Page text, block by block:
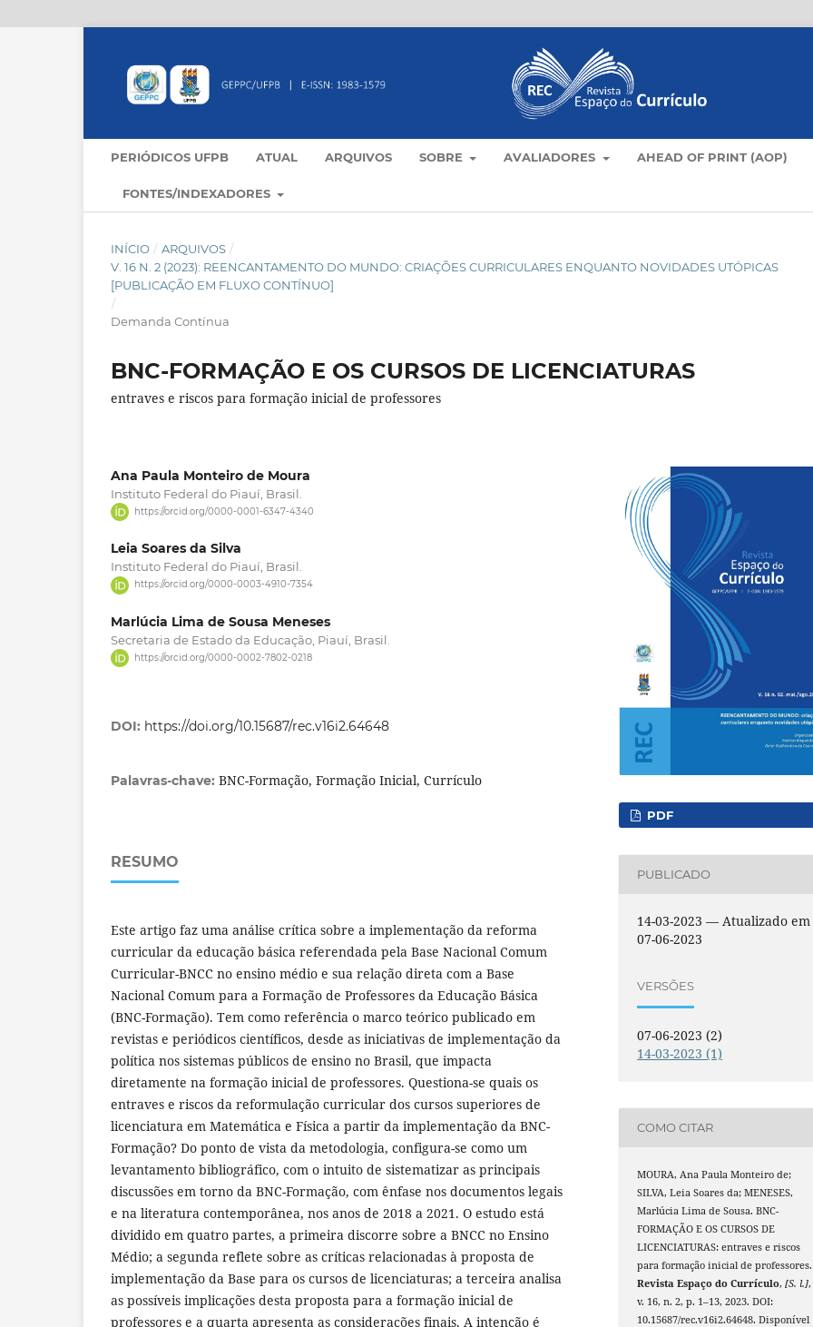
PERIÓDICOS UFPB ATUAL ARQUIVOS SOBRE AVALIADORES AHEAD OF PRINT (AOP)
FONTES/INDEXADORES
INÍCIO / ARQUIVOS /
V. 16 N. 2 (2023): REENCANTAMENTO DO MUNDO: CRIAÇÕES CURRICULARES ENQUANTO NOVIDADES UTÓPICAS
[PUBLICAÇÃO EM FLUXO CONTÍNUO]
/
Demanda Contínua
BNC-FORMAÇÃO E OS CURSOS DE LICENCIATURAS
entraves e riscos para formação inicial de professores
Ana Paula Monteiro de Moura
Instituto Federal do Piauí, Brasil.
https://orcid.org/0000-0001-6347-4340
Leia Soares da Silva
Instituto Federal do Piauí, Brasil.
https://orcid.org/0000-0003-4910-7354
Marlúcia Lima de Sousa Meneses
Secretaria de Estado da Educação, Piauí, Brasil.
https://orcid.org/0000-0002-7802-0218
DOI: https://doi.org/10.15687/rec.v16i2.64648
Palavras-chave: BNC-Formação, Formação Inicial, Currículo
RESUMO
Este artigo faz uma análise crítica sobre a implementação da reforma
curricular da educação básica referendada pela Base Nacional Comum
Curricular-BNCC no ensino médio e sua relação direta com a Base
Nacional Comum para a Formação de Professores da Educação Básica
(BNC-Formação). Tem como referência o marco teórico publicado em
revistas e periódicos científicos, desde as iniciativas de implementação da
política nos sistemas públicos de ensino no Brasil, que impacta
diretamente na formação inicial de professores. Questiona-se quais os
entraves e riscos da reformulação curricular dos cursos superiores de
licenciatura em Matemática e Física a partir da implementação da BNC-
Formação? Do ponto de vista da metodologia, configura-se como um
levantamento bibliográfico, com o intuito de sistematizar as principais
discussões em torno da BNC-Formação, com ênfase nos documentos legais
e na literatura contemporânea, nos anos de 2018 a 2021. O estudo está
dividido em quatro partes, a primeira discorre sobre a BNCC no Ensino
Médio; a segunda reflete sobre as críticas relacionadas à proposta de
implementação da Base para os cursos de licenciaturas; a terceira analisa
as possíveis implicações desta proposta para a formação inicial de
professores e a quarta apresenta as considerações finais. A intenção é
PDF
PUBLICADO
14-03-2023 — Atualizado em
07-06-2023
VERSÕES
07-06-2023 (2)
14-03-2023 (1)
COMO CITAR
MOURA, Ana Paula Monteiro de;
SILVA, Leia Soares da; MENESES,
Marlúcia Lima de Sousa. BNC-
FORMAÇÃO E OS CURSOS DE
LICENCIATURAS: entraves e riscos
para formação inicial de professores.
Revista Espaço do Currículo,[S. l.],
v. 16, n. 2, p. 1–13, 2023. DOI:
10.15687/rec.v16i2.64648. Disponível